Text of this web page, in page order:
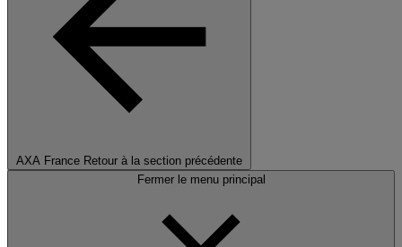
AXA France Retour à la section précédente
Fermer le menu principal